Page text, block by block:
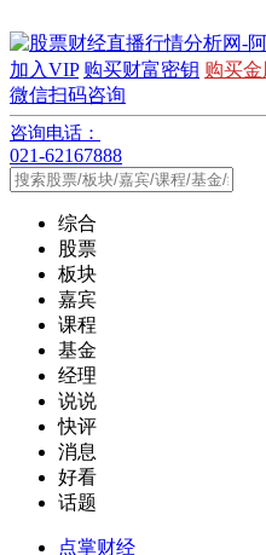
加入VIP 购买财富密钥 购买
微信扫码咨询
咨询电话：
021-62167888
综合
股票
板块
嘉宾
课程
基金
经理
说说
快评
消息
好看
话题
点掌财经